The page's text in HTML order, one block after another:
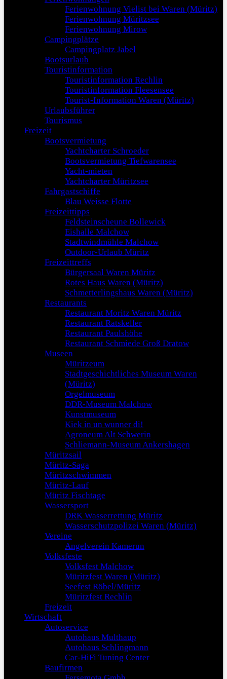
Ferienwohnung Vielist bei Waren (Müritz)
Ferienwohnung Müritzsee
Ferienwohnung Mirow
Campingplätze
Campingplatz Jabel
Bootsurlaub
Touristinformation
Touristinformation Rechlin
Touristinformation Fleesensee
Tourist-Information Waren (Müritz)
Urlaubsführer
Tourismus
Freizeit
Bootsvermietung
Yachtcharter Schroeder
Bootsvermietung Tiefwarensee
Yacht-mieten
Yachtcharter Müritzsee
Fahrgastschiffe
Blau Weisse Flotte
Freizeittipps
Feldsteinscheune Bollewick
Eishalle Malchow
Stadtwindmühle Malchow
Outdoor-Urlaub Müritz
Freizeittreffs
Bürgersaal Waren Müritz
Rotes Haus Waren (Müritz)
Schmetterlingshaus Waren (Müritz)
Restaurants
Restaurant Moritz Waren Müritz
Restaurant Ratskeller
Restaurant Paulshöhe
Restaurant Schmiede Groß Dratow
Museen
Müritzeum
Stadtgeschichtliches Museum Waren
(Müritz)
Orgelmuseum
DDR-Museum Malchow
Kunstmuseum
Kiek in un wunner di!
Agroneum Alt Schwerin
Schliemann-Museum Ankershagen
Müritzsail
Müritz-Saga
Müritzschwimmen
Müritz-Lauf
Müritz Fischtage
Wassersport
DRK Wasserrettung Müritz
Wasserschutzpolizei Waren (Müritz)
Vereine
Angelverein Kamerun
Volksfeste
Volksfest Malchow
Müritzfest Waren (Müritz)
Seefest Röbel/Müritz
Müritzfest Rechlin
Freizeit
Wirtschaft
Autoservice
Autohaus Multhaup
Autohaus Schlingmann
Car-HiFi Tuning Center
Baufirmen